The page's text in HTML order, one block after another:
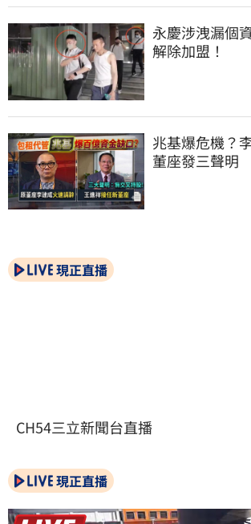
永慶涉洩漏個
解除加盟！
兆基爆危機？
董座發三聲明
現正直播
CH54三立新聞台直播
現正直播